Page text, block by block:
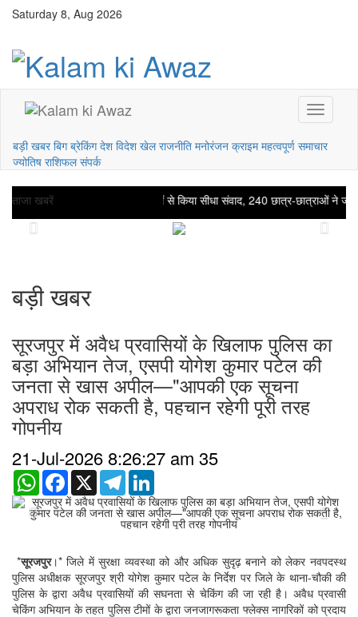
Saturday 8, Aug 2026
बड़ी खबर बिग ब्रेकिंग देश विदेश खेल राजनीति मनोरंजन क्राइम महत्वपूर्ण समाचार
ज्योतिष राशिफल संपर्क
ताजा खबरें
ISRO के वैज्ञानिकों ने विद्यार्थियों से किया सीधा संवाद, 240 छात्र-छात्राओं ने जाना
Previous Next
बड़ी खबर
सूरजपुर में अवैध प्रवासियों के खिलाफ पुलिस का
बड़ा अभियान तेज, एसपी योगेश कुमार पटेल की
जनता से खास अपील—"आपकी एक सूचना
अपराध रोक सकती है, पहचान रहेगी पूरी तरह
गोपनीय
21-Jul-2026 8:26:27 am 35
WhatsAppFacebook
X Telegram
Previous Next
*सूरजपुर।* जिले में सुरक्षा व्यवस्था को और अधिक सुदृढ़ बनाने को लेकर नवपदस्थ
पुलिस अधीक्षक सूरजपुर श्री योगेश कुमार पटेल के निर्देश पर जिले के थाना-चौकी की
पुलिस के द्वारा अवैध प्रवासियों की सघनता से चेकिंग की जा रही है। अवैध प्रवासी
चेकिंग अभियान के तहत पुलिस टीमों के द्वारा जनजागरूकता फ्लेक्स नागरिकों को प्रदाय